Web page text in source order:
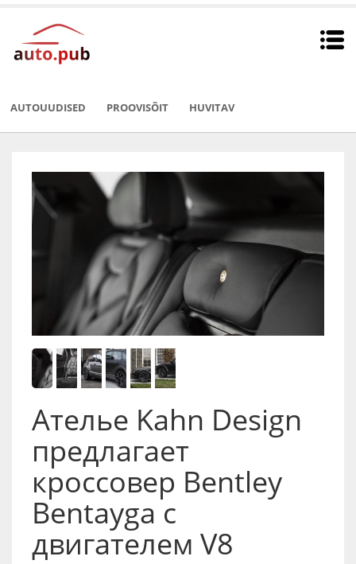
AUTOUUDISED PROOVISÕIT HUVITAV
Ателье Kahn Design
предлагает
кроссовер Bentley
Bentayga с
двигателем V8